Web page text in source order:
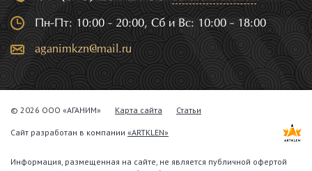
Пн-Пт: 10:00 - 20:00, Сб и Вс: 10:00 - 18:00
aganimkzn@mail.ru
© 2026 ООО «АГАНИМ» Карта сайта Статьи
Сайт разработан в компании «ARTKLEN»
Информация, размещенная на сайте, не является публичной офертой